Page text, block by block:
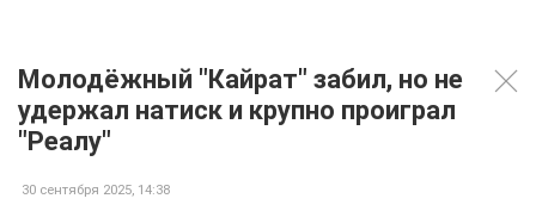
Молодёжный "Кайрат" забил, но не
удержал натиск и крупно проиграл
"Реалу"
30 сентября 2025, 14:38